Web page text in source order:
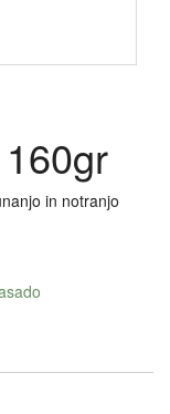
in notranjo